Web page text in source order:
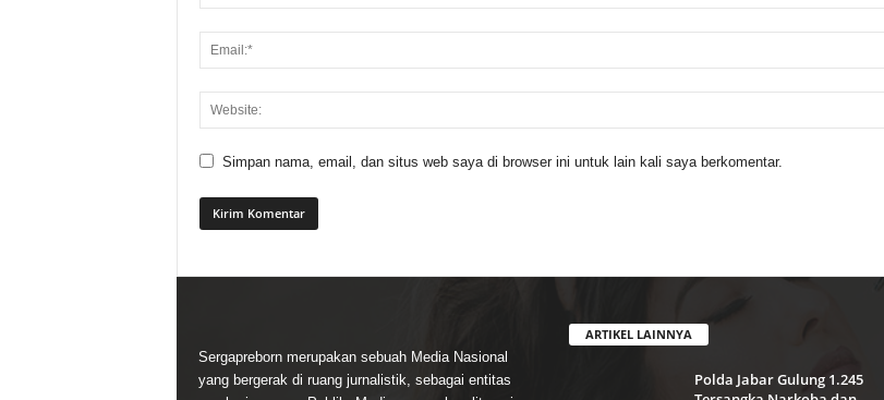
Simpan nama, email, dan situs web saya di browser ini untuk lain kali saya berkomentar.
Sergapreborn merupakan sebuah Media Nasional
yang bergerak di ruang jurnalistik, sebagai entitas
ARTIKEL LAINNYA
Polda Jabar Gulung 1.245